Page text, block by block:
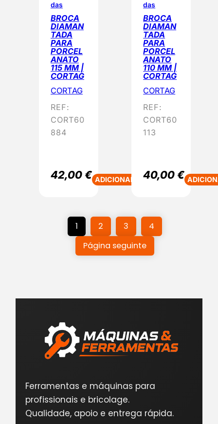
das
BROCA
DIAMAN
TADA
PARA
PORCEL
ANATO
115 MM |
CORTAG
CORTAG
REF:
CORT60
884
42,00€ ADICIONAR
das
BROCA
DIAMAN
TADA
PARA
PORCEL
ANATO
110 MM |
CORTAG
CORTAG
REF:
CORT60
113
40,00€
1 2 3
4
Página seguinte
Ferramentas e máquinas para
profissionais e bricolage.
Qualidade, apoio e entrega rápida.